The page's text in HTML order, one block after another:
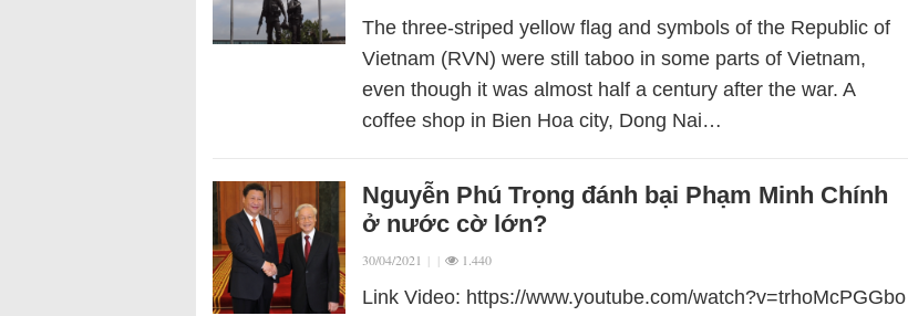
The three-striped yellow flag and symbols of the Republic of
Vietnam (RVN) were still taboo in some parts of Vietnam,
even though it was almost half a century after the war. A
coffee shop in Bien Hoa city, Dong Nai…
Nguyễn Phú Trọng đánh bại Phạm Minh Chính
ở nước cờ lớn?
30/04/2021 | | 1.440
Link Video: https://www.youtube.com/watch?v=trhoMcPGGbo